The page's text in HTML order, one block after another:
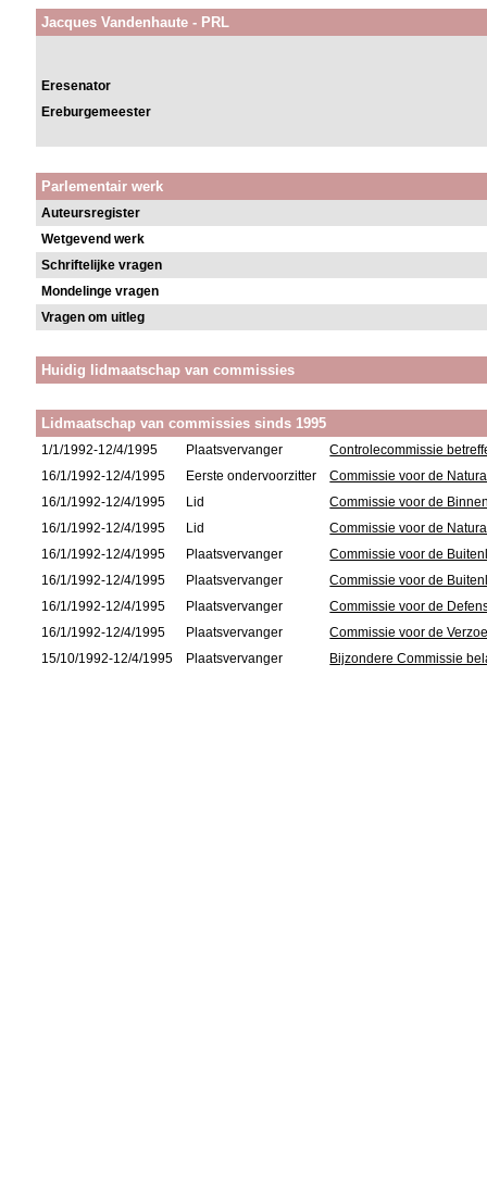
Jacques Vandenhaute - PRL
Eresenator
Ereburgemeester
Parlementair werk
Auteursregister
Wetgevend werk
Schriftelijke vragen
Mondelinge vragen
Vragen om uitleg
Huidig lidmaatschap van commissies
Lidmaatschap van commissies sinds 1995
1/1/1992-12/4/1995 Plaatsvervanger
Controlecommissie
16/1/1992-12/4/1995
Eerste ondervoorzitter
Commissie voor de
16/1/1992-12/4/1995
Lid
Commissie voor de
16/1/1992-12/4/1995
Lid
Commissie voor de
16/1/1992-12/4/1995
Plaatsvervanger
Commissie voor de
16/1/1992-12/4/1995
Plaatsvervanger
Commissie voor de
16/1/1992-12/4/1995
Plaatsvervanger
Commissie voor de
16/1/1992-12/4/1995
Plaatsvervanger
Commissie voor de
15/10/1992-12/4/1995
Plaatsvervanger Bijzondere Commissie